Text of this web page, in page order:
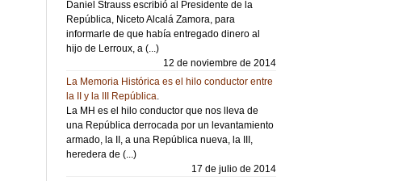
Daniel Strauss escribió al Presidente de la
República, Niceto Alcalá Zamora, para
informarle de que había entregado dinero al
hijo de Lerroux, a (...)
12 de noviembre de 2014
La Memoria Histórica es el hilo conductor entre
la II y la III República.
La MH es el hilo conductor que nos lleva de
una República derrocada por un levantamiento
armado, la II, a una República nueva, la III,
heredera de (...)
17 de julio de 2014